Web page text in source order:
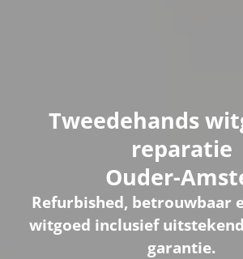
Tweedehands
reparatie
Ouder-
Refurbished, betrouwbaar
witgoed inclusief
garantie.